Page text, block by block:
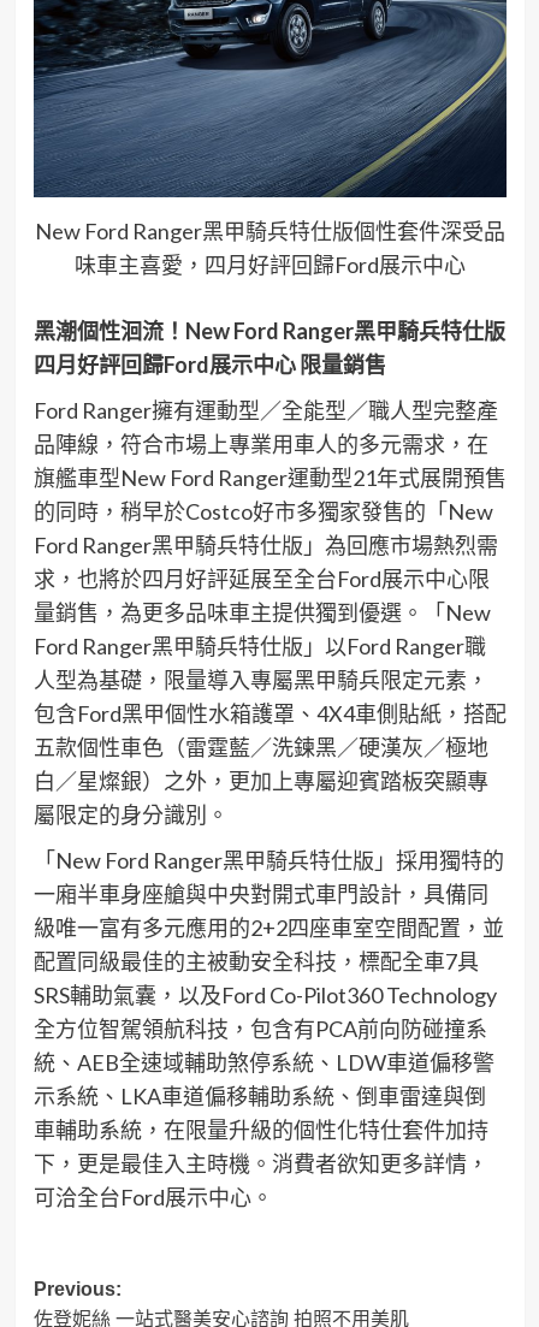
New Ford Ranger黑甲騎兵特仕版個性套件深受品
味車主喜愛，四月好評回歸Ford展示中心
黑潮個性洄流！ New Ford Ranger黑甲騎兵特仕版
四月好評回歸Ford展示中心 限量銷售
Ford Ranger擁有運動型／全能型／職人型完整產
品陣線，符合市場上專業用車人的多元需求，在
旗艦車型New Ford Ranger運動型21年式展開預售
的同時，稍早於Costco好市多獨家發售的「New
Ford Ranger黑甲騎兵特仕版」為回應市場熱烈需
求，也將於四月好評延展至全台Ford展示中心限
量銷售，為更多品味車主提供獨到優選。「New
Ford Ranger黑甲騎兵特仕版」以Ford Ranger職
人型為基礎，限量導入專屬黑甲騎兵限定元素，
包含Ford黑甲個性水箱護罩、4X4車側貼紙，搭配
五款個性車色（雷霆藍／洗鍊黑／硬漢灰／極地
白／星燦銀）之外，更加上專屬迎賓踏板突顯專
屬限定的身分識別。
「New Ford Ranger黑甲騎兵特仕版」採用獨特的
一廂半車身座艙與中央對開式車門設計，具備同
級唯一富有多元應用的2+2四座車室空間配置，並
配置同級最佳的主被動安全科技，標配全車7具
SRS輔助氣囊，以及Ford Co-Pilot360 Technology
全方位智駕領航科技，包含有PCA前向防碰撞系
統、AEB全速域輔助煞停系統、LDW車道偏移警
示系統、LKA車道偏移輔助系統、倒車雷達與倒
車輔助系統，在限量升級的個性化特仕套件加持
下，更是最佳入主時機。消費者欲知更多詳情，
可洽全台Ford展示中心。
Post
Previous:
佐登妮絲 一站式醫美安心諮詢 拍照不用美肌